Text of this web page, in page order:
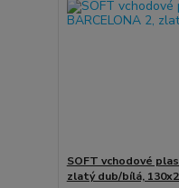
SOFT vchodové
zlatý dub/bílá,